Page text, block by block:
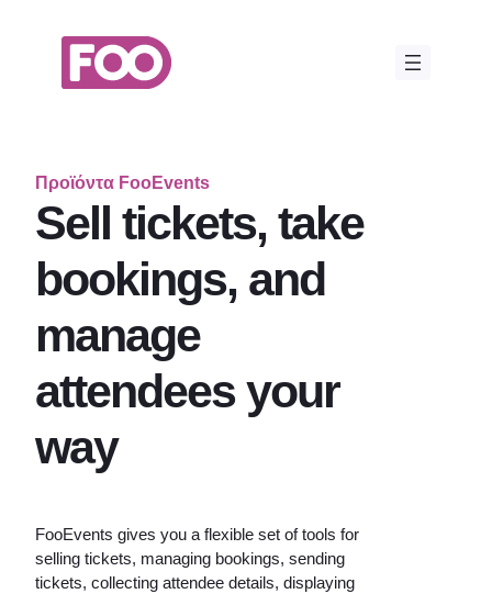
περιεχόμενο
Προϊόντα FooEvents
Sell tickets, take
bookings, and
manage
attendees your
way
FooEvents gives you a flexible set of tools for
selling tickets, managing bookings, sending
tickets, collecting attendee details, displaying